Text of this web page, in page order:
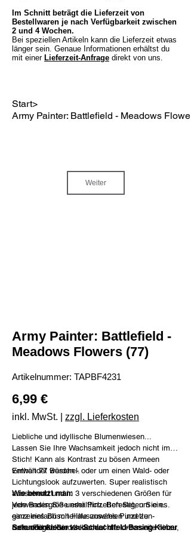
Im Schnitt beträgt die Lieferzeit von
Bestellwaren je nach Verfügbarkeit zwischen
2 und 4 Wochen.
Bei speziellen Artikeln kann die Lieferzeit etwas
länger sein. Genaue Informationen erhältst du
mit einer Lieferzeit-Anfrage direkt von uns.
Start>
Army Painter: Battlefield - Meadows
Weiter
Army Painter: Battlefield -
Meadows Flowers (77)
Artikelnummer: Artikelnummer:
TAPBF4231
TAPBF4231
Preis
6,99 €
inkl. MwSt. zzgl. Lieferkosten
Liebliche und idyllische Blumenwiesen...
Lassen Sie Ihre Wachsamkeit jedoch nicht im
Stich! Kann als Kontrast zu bösen Armeen
verwendet werden - oder um einen Wald- oder
Lichtungslook aufzuwerten. Super realistisch
aussehend und in 3 verschiedenen Größen für
jede Basisgröße erhältlich. Befestigen Sie es
ganz einfach mit Hilfe unseresPinzetten-
SetsundSekundenkleber.
Enthält 77 Büschel.
Wie benutzt man:
Verwenden Sie unser Pinzetten-Set, um ein
einzelnes Büschel auszuwählen und zu
haltenFügen Sie Kleber auf die Unterseite hinzu,
Sekundenkleber vs. Schlachtfeld-Basing-Kleber